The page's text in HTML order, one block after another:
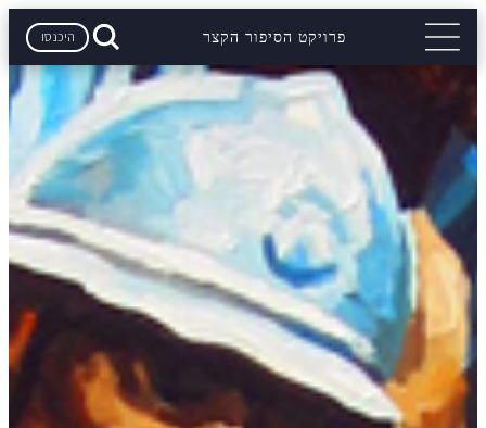
פרויקט הסיפור הקצר היכנסו